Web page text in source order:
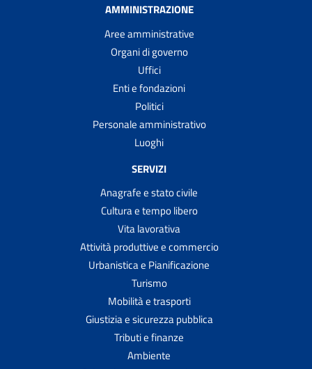
AMMINISTRAZIONE
Aree amministrative
Organi di governo
Uffici
Enti e fondazioni
Politici
Personale amministrativo
Luoghi
SERVIZI
Anagrafe e stato civile
Cultura e tempo libero
Vita lavorativa
Attività produttive e commercio
Urbanistica e Pianificazione
Turismo
Mobilità e trasporti
Giustizia e sicurezza pubblica
Tributi e finanze
Ambiente